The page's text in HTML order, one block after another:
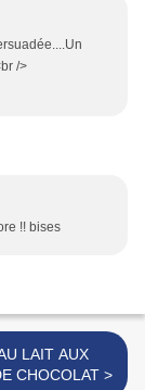
/>
!! bises
LAIT AUX
PEPITES DE CHOCOLAT >